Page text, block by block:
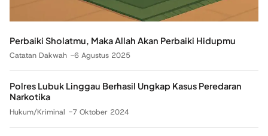
Perbaiki Sholatmu, Maka Allah Akan Perbaiki Hidupmu
Catatan Dakwah 6 Agustus 2025
Polres Lubuk Linggau Berhasil Ungkap Kasus Peredaran
Narkotika
Hukum/Kriminal 7 Oktober 2024